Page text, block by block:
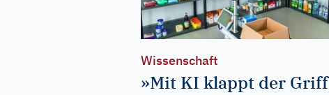
Wissenschaft
»Mit KI klappt der Griff